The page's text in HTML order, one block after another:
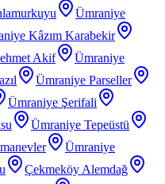
Ümraniye
Kâzım Karabekir
Akif
Ümraniye
Ümraniye Parseller
Ümraniye Şerifali
Ümraniye Tepeüstü
Ümraniye
Çekmeköy Alemdağ